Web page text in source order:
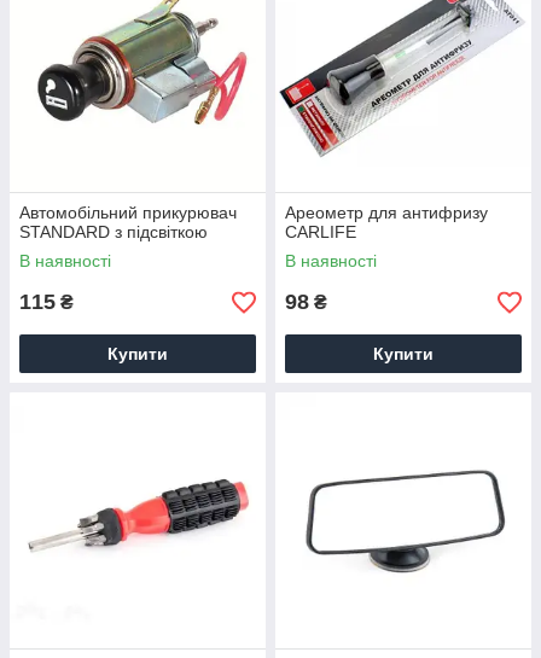
Автомобільний прикурювач
STANDARD з підсвіткою
В наявності
115 ₴
Купити
Ареометр для антифризу
CARLIFE
В наявності
98 ₴
Купити